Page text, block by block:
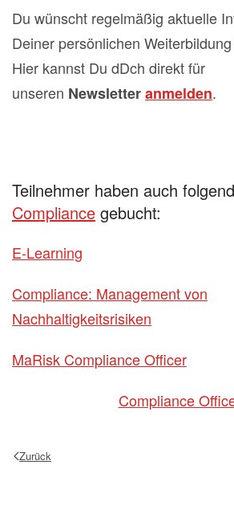
Du wünscht regelmäßig aktuelle
Deiner persönlichen
Hier kannst Du dDch direkt für
unseren Newsletteranmelden.
Teilnehmer haben auch
Compliance gebucht:
E-Learning
Compliance: Management von
Nachhaltigkeitsrisiken
MaRisk Compliance Officer
Compliance
Zurück